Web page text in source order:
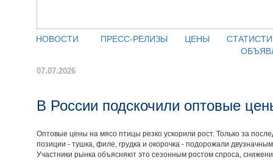
НОВОСТИ ПРЕСС-РЕЛИЗЫ ЦЕНЫ
07.07.2026
В России подскочили оптовые
Оптовые цены на мясо птицы резко ускорили рост. Только за
позиции - тушка, филе, грудка и окорочка - подорожали
Участники рынка объясняют это сезонным ростом спроса,